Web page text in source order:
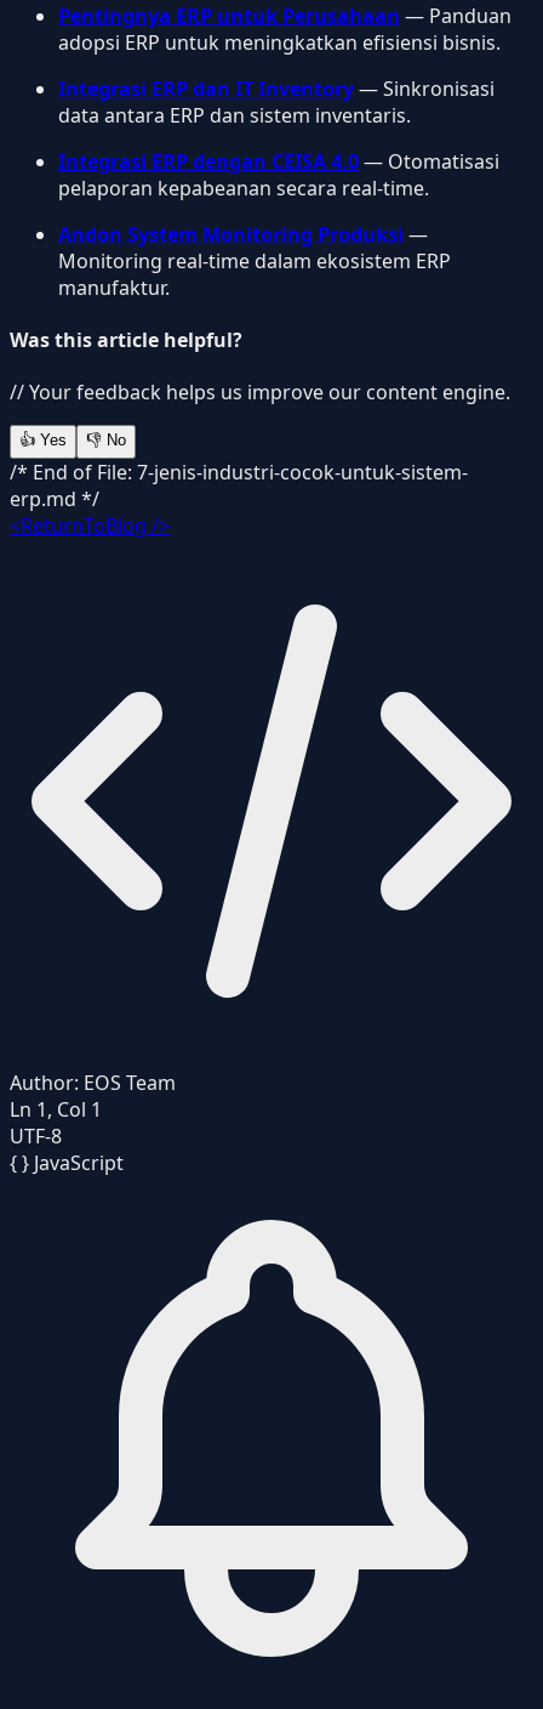
Pentingnya ERP untuk Perusahaan — Panduan
adopsi ERP untuk meningkatkan efisiensi bisnis.
Integrasi ERP dan IT Inventory— Sinkronisasi
data antara ERP dan sistem inventaris.
Integrasi ERP dengan CEISA 4.0— Otomatisasi
pelaporan kepabeanan secara real-time.
Andon System Monitoring Produksi —
Monitoring real-time dalam ekosistem ERP
manufaktur.
Was this article helpful?
// Your feedback helps us improve our content engine.
👍 Yes 👎 No
/* End of File: 7-jenis-industri-cocok-untuk-sistem-
erp.md */
<ReturnToBlog />
Author: EOS Team
Ln 1, Col 1
UTF-8
{ } JavaScript